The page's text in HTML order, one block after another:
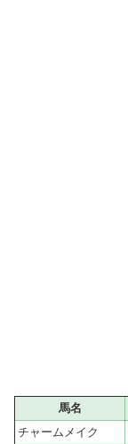
馬名
チャームメイク